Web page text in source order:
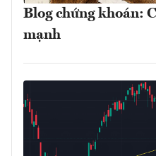
Blog chứng khoán:
mạnh